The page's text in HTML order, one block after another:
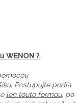
WENON ?
Postupujte podľa
len touto formou, po